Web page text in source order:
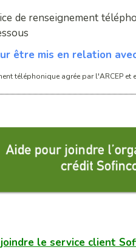
de renseignement
être mis en relation
téléphonique agrée par
le service client